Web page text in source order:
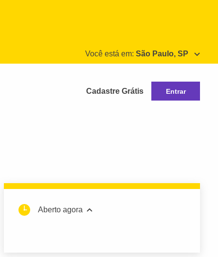
Você está em: São Paulo, SP
Cadastre Grátis Entrar
Aberto agora